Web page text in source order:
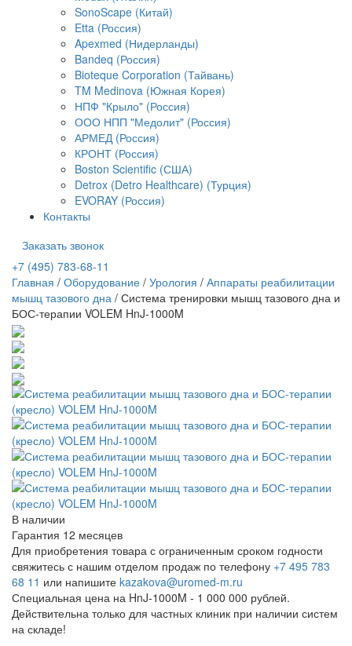
SonoScape (Китай)
Etta (Россия)
Apexmed (Нидерланды)
Bandeq (Россия)
Bioteque Corporation (Тайвань)
TM Medinova (Южная Корея)
НПФ "Крыло" (Россия)
ООО НПП "Медолит" (Россия)
АРМЕД (Россия)
КРОНТ (Россия)
Boston Scientific (США)
Detrox (Detro Healthcare) (Турция)
EVORAY (Россия)
Контакты
Заказать звонок
+7 (495) 783-68-11
Главная / Оборудование / Урология / Аппараты реабилитации
мышц тазового дна / Система тренировки мышц тазового дна и
БОС-терапии VOLEM HnJ-1000M
В наличии
Гарантия 12 месяцев
Для приобретения товара с ограниченным сроком годности
свяжитесь с нашим отделом продаж по телефону +7 495 783
68 11 или напишите kazakova@uromed-m.ru
Специальная цена на HnJ-1000M - 1 000 000 рублей.
Действительна только для частных клиник при наличии систем
на складе!